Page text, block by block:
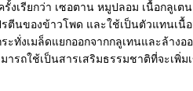
งเรียกว่า เซอตาน หมูปลอม เนื้อกลูเต
นของข้าวโพด และใช้เป็นตัวแทนเนื้
ทั่งเมล็ดแยกออกจากกลูเทนและล้างอ
รถใช้เป็นสารเสริมธรรมชาติที่จะเพิ่